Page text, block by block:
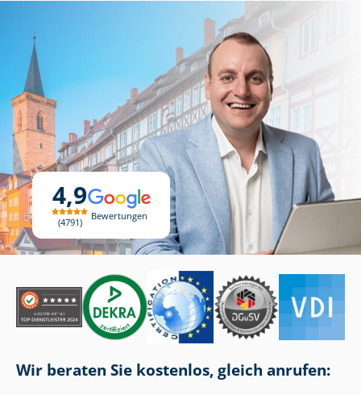
4,9
4791
Bewertungen
Wir beraten Sie kostenlos, gleich anrufen: